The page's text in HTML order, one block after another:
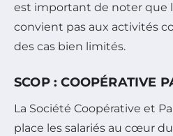
est important de noter que
convient pas aux activités
des cas bien limités.
SCOP : COOPÉRATIVE
La Société Coopérative et
place les salariés au cœur